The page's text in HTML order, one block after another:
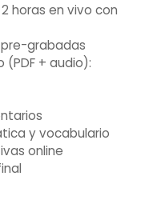
horas en vivo con
grabadas
+ audio):
y vocabulario
online